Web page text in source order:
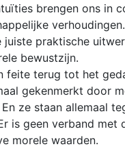
brengen ons in
praktische
bewustzijn.
feite terug tot het
gekenmerkt door
ze staan allemaal
is geen verband met
morele waarden.